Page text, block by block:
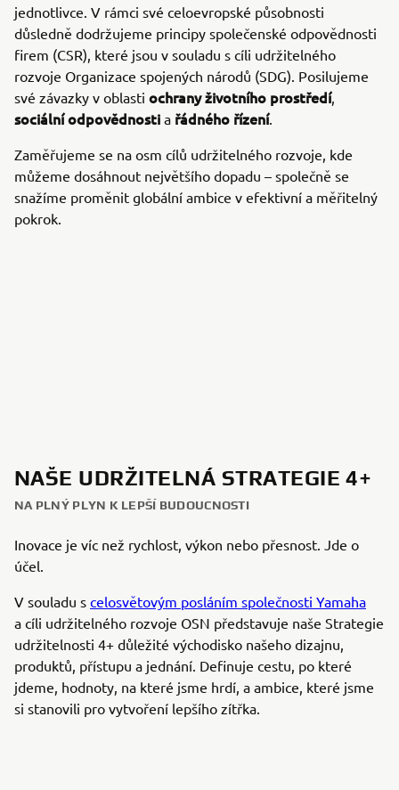
jednotlivce. V rámci své celoevropské působnosti
důsledně dodržujeme principy společenské odpovědnosti
firem (CSR), které jsou v souladu s cíli udržitelného
rozvoje Organizace spojených národů (SDG). Posilujeme
své závazky v oblasti ochrany životního prostředí,
sociální odpovědnosti a řádného řízení.
Zaměřujeme se na osm cílů udržitelného rozvoje, kde
můžeme dosáhnout největšího dopadu – společně se
snažíme proměnit globální ambice v efektivní a měřitelný
pokrok.
NAŠE UDRŽITELNÁ STRATEGIE 4+
NA PLNÝ PLYN K LEPŠÍ BUDOUCNOSTI
Inovace je víc než rychlost, výkon nebo přesnost. Jde o
účel.
V souladu s celosvětovým posláním společnosti Yamaha
a cíli udržitelného rozvoje OSN představuje naše Strategie
udržitelnosti 4+ důležité východisko našeho dizajnu,
produktů, přístupu a jednání. Definuje cestu, po které
jdeme, hodnoty, na které jsme hrdí, a ambice, které jsme
si stanovili pro vytvoření lepšího zítřka.